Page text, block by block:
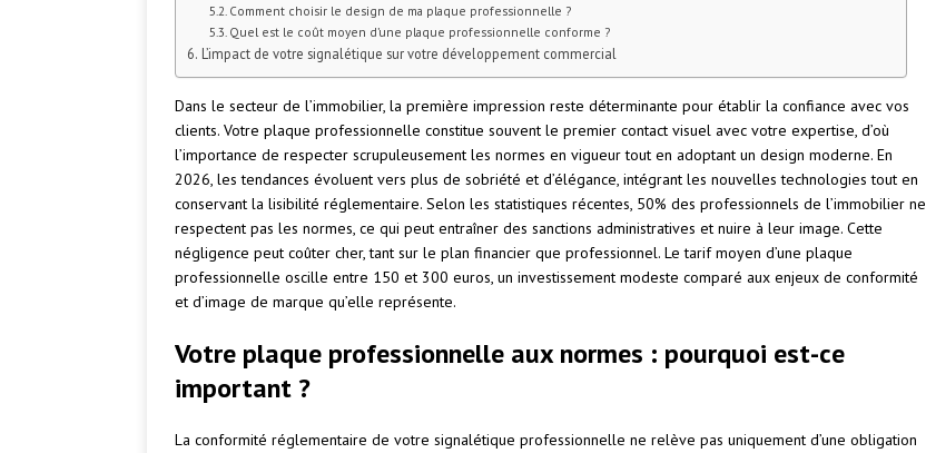
Comment choisir le design de ma plaque professionnelle ?
Quel est le coût moyen d’une plaque professionnelle conforme ?
L’impact de votre signalétique sur votre développement commercial
Dans le secteur de l’immobilier, la première impression reste déterminante pour établir la confiance avec vos
clients. Votre plaque professionnelle constitue souvent le premier contact visuel avec votre expertise, d’où
l’importance de respecter scrupuleusement les normes en vigueur tout en adoptant un design moderne. En
2026, les tendances évoluent vers plus de sobriété et d’élégance, intégrant les nouvelles technologies tout en
conservant la lisibilité réglementaire. Selon les statistiques récentes, 50% des professionnels de l’immobilier ne
respectent pas les normes, ce qui peut entraîner des sanctions administratives et nuire à leur image. Cette
négligence peut coûter cher, tant sur le plan financier que professionnel. Le tarif moyen d’une plaque
professionnelle oscille entre 150 et 300 euros, un investissement modeste comparé aux enjeux de conformité
et d’image de marque qu’elle représente.
Votre plaque professionnelle aux normes : pourquoi est-ce
important ?
La conformité réglementaire de votre signalétique professionnelle ne relève pas uniquement d’une obligation